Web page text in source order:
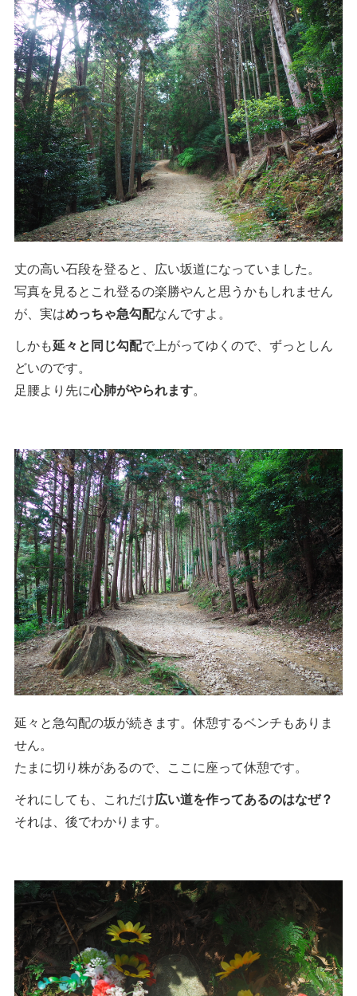
丈の高い石段を登ると、広い坂道になっていました。
写真を見るとこれ登るの楽勝やんと思うかもしれません
が、実はめっちゃ急勾配なんですよ。
しかも延々と同じ勾配で上がってゆくので、ずっとしん
どいのです。
足腰より先に心肺がやられます。
延々と急勾配の坂が続きます。休憩するベンチもありま
せん。
たまに切り株があるので、ここに座って休憩です。
それにしても、これだけ広い道を作ってあるのはなぜ？
それは、後でわかります。